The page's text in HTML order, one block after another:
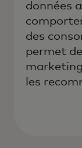
données
des
permet
les